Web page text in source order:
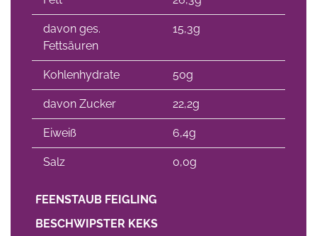
davon ges.
Fettsäuren
15,3g
Kohlenhydrate 50g
davon Zucker 22,2g
Eiweiß 6,4g
Salz 0,0g
FEENSTAUB FEIGLING
BESCHWIPSTER KEKS